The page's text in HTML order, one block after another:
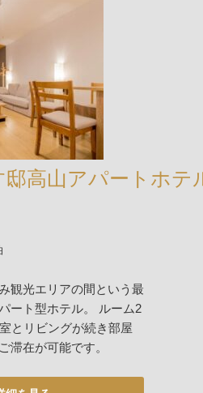
邸高山アパートホテ
観光エリアの間という最
ート型ホテル。 ルーム2
とリビングが続き部屋
滞在が可能です。